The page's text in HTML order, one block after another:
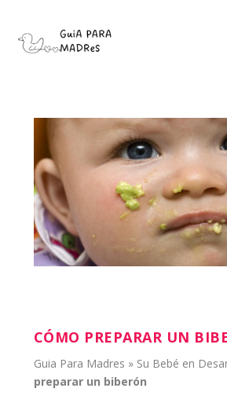
CÓMO PREPARAR UN
Guia Para Madres » Su Bebé en
preparar un biberón